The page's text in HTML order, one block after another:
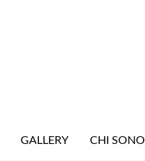
GALLERY CHI SONO